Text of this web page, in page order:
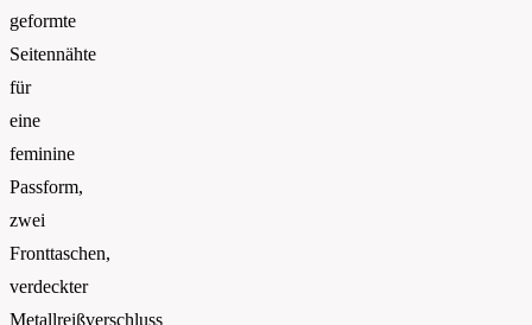
geformte
Seitennähte
für
eine
feminine
Passform,
zwei
Fronttaschen,
verdeckter
Metallreißverschluss